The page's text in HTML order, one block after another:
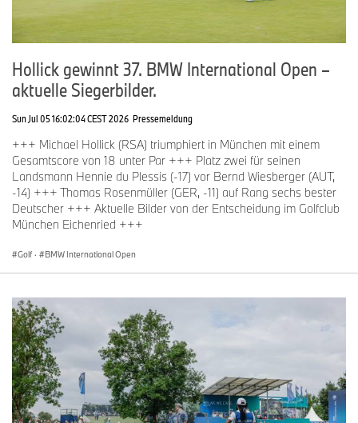
Hollick gewinnt 37. BMW International Open –
aktuelle Siegerbilder.
Sun Jul 05 16:02:04 CEST 2026 Pressemeldung
+++ Michael Hollick (RSA) triumphiert in München mit einem
Gesamtscore von 18 unter Par +++ Platz zwei für seinen
Landsmann Hennie du Plessis (-17) vor Bernd Wiesberger (AUT,
-14) +++ Thomas Rosenmüller (GER, -11) auf Rang sechs bester
Deutscher +++ Aktuelle Bilder von der Entscheidung im Golfclub
München Eichenried +++
Golf · BMW International Open